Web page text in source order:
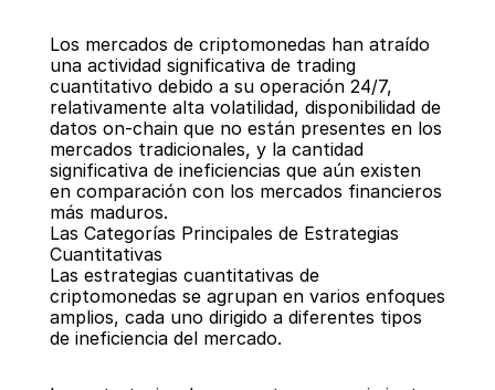
Los mercados de criptomonedas han atraído
una actividad significativa de trading
cuantitativo debido a su operación 24/7,
relativamente alta volatilidad, disponibilidad de
datos on-chain que no están presentes en los
mercados tradicionales, y la cantidad
significativa de ineficiencias que aún existen
en comparación con los mercados financieros
más maduros.
Las Categorías Principales de Estrategias
Cuantitativas
Las estrategias cuantitativas de
criptomonedas se agrupan en varios enfoques
amplios, cada uno dirigido a diferentes tipos
de ineficiencia del mercado.